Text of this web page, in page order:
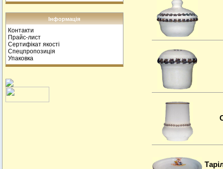
Інформація
Контакти
Прайс-лист
Сертифікат якості
Спецпропозиція
Упаковка